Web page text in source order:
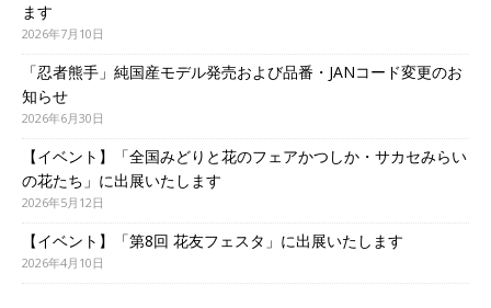
ます
2026年7月10日
「忍者熊手」純国産モデル発売および品番・JANコード変更のお
知らせ
2026年6月30日
【イベント】「全国みどりと花のフェアかつしか・サカセみらい
の花たち」に出展いたします
2026年5月12日
【イベント】「第8回 花友フェスタ」に出展いたします
2026年4月10日